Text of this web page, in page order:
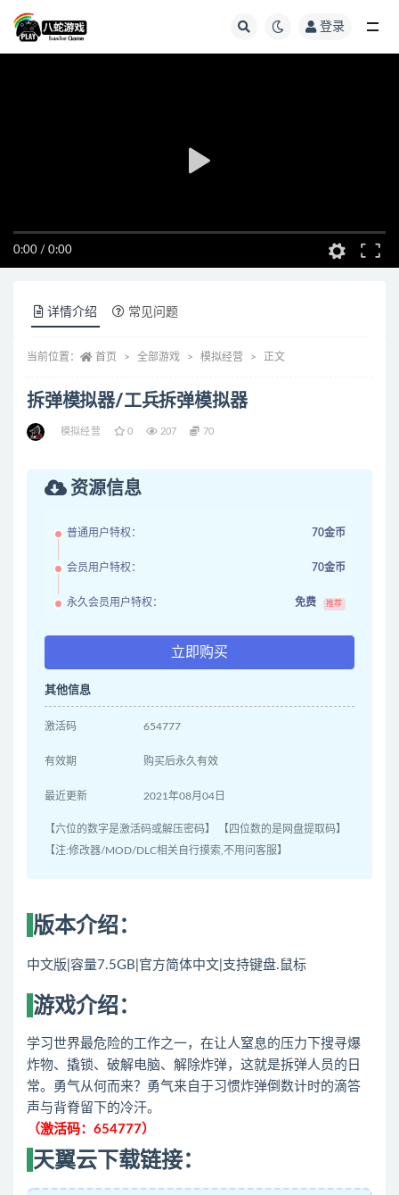
登录
0:00 / 0:00
详情介绍 常见问题
当前位置： 首页 全部游戏 模拟经营 正文
拆弹模拟器/工兵拆弹模拟器
模拟经营 0 207 70
资源信息
普通用户特权： 70金币
会员用户特权： 70金币
永久会员用户特权： 免费 推荐
立即购买
其他信息
激活码 654777
有效期 购买后永久有效
最近更新 2021年08月04日
【六位的数字是激活码或解压密码】 【四位数的是网盘提取码】
【注:修改器/MOD/DLC相关自行摸索,不用问客服】
版本介绍：
中文版|容量7.5GB|官方简体中文|支持键盘.鼠标
游戏介绍：
学习世界最危险的工作之一，在让人窒息的压力下搜寻爆
炸物、撬锁、破解电脑、解除炸弹，这就是拆弹人员的日
常。勇气从何而来？勇气来自于习惯炸弹倒数计时的滴答
声与背脊留下的冷汗。
（激活码：654777）
天翼云下载链接：